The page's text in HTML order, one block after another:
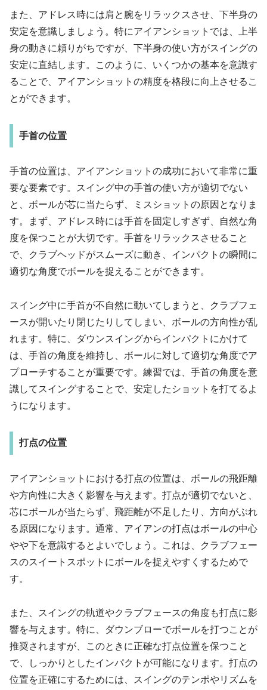
また、アドレス時には肩と腕をリラックスさせ、下半身の
安定を意識しましょう。特にアイアンショットでは、上半
身の動きに頼りがちですが、下半身の使い方がスイングの
安定に直結します。このように、いくつかの基本を意識す
ることで、アイアンショットの精度を格段に向上させるこ
とができます。
手首の位置
手首の位置は、アイアンショットの成功において非常に重
要な要素です。スイング中の手首の使い方が適切でない
と、ボールが芯に当たらず、ミスショットの原因となりま
す。まず、アドレス時には手首を固定しすぎず、自然な角
度を保つことが大切です。手首をリラックスさせること
で、クラブヘッドがスムーズに動き、インパクトの瞬間に
適切な角度でボールを捉えることができます。
スイング中に手首が不自然に動いてしまうと、クラブフェ
ースが開いたり閉じたりしてしまい、ボールの方向性が乱
れます。特に、ダウンスイングからインパクトにかけて
は、手首の角度を維持し、ボールに対して適切な角度でア
プローチすることが重要です。練習では、手首の角度を意
識してスイングすることで、安定したショットを打てるよ
うになります。
打点の位置
アイアンショットにおける打点の位置は、ボールの飛距離
や方向性に大きく影響を与えます。打点が適切でないと、
芯にボールが当たらず、飛距離が不足したり、方向がぶれ
る原因になります。通常、アイアンの打点はボールの中心
やや下を意識するとよいでしょう。これは、クラブフェー
スのスイートスポットにボールを捉えやすくするためで
す。
また、スイングの軌道やクラブフェースの角度も打点に影
響を与えます。特に、ダウンブローでボールを打つことが
推奨されますが、このときに正確な打点位置を保つこと
で、しっかりとしたインパクトが可能になります。打点の
位置を正確にするためには、スイングのテンポやリズムを